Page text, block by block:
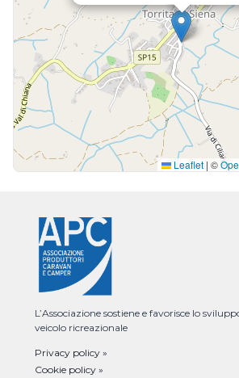
Leaflet | ©
L’Associazione sostiene e favorisce lo
veicolo ricreazionale
Privacy policy »
Cookie policy »